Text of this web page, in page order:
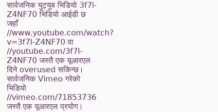
सार्वजनिक युट्युब भिडियो 3f7l-
Z4NF70 भिडियो आईडी छ
जहाँ
//www.youtube.com/watch?
v=3f7l-Z4NF70 वा
//youtube.com/3f7l-
Z4NF70 जस्तै एक यूआरएल
दिने overused सकिन्छ।
सार्वजनिक Vimeo गरेको
भिडियो
//vimeo.com/71853736
जस्तै एक यूआरएल प्रयोग।